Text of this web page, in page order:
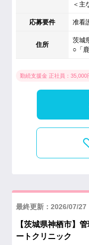
＜主
応募要件 准看
住所
茨城
○「
勤続支援金 正社員：35,000
最終更新：2026/07/27
【茨城県神栖市】
ートクリニック